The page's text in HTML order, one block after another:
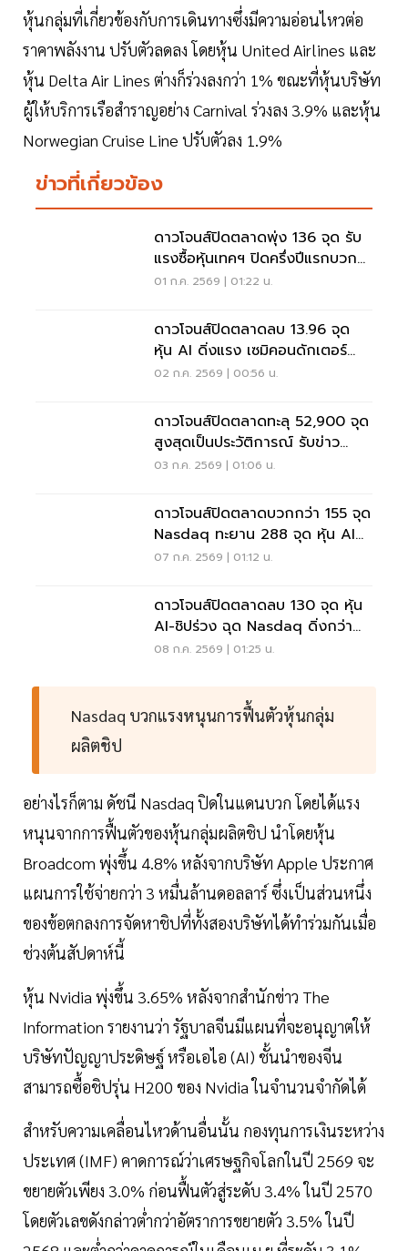
หุ้นกลุ่มที่เกี่ยวข้องกับการเดินทางซึ่งมีความอ่อนไหวต่อ
ราคาพลังงาน ปรับตัวลดลง โดยหุ้น United Airlines และ
หุ้น Delta Air Lines ต่างก็ร่วงลงกว่า 1% ขณะที่หุ้นบริษัท
ผู้ให้บริการเรือสำราญอย่าง Carnival ร่วงลง 3.9% และหุ้น
Norwegian Cruise Line ปรับตัวลง 1.9%
ข่าวที่เกี่ยวข้อง
ดาวโจนส์ปิดตลาดพุ่ง 136 จุด รับ
แรงซื้อหุ้นเทคฯ ปิดครึ่งปีแรกบวก
แรงสุดตั้งแต่ปี 2564
01 ก.ค. 2569 | 01:22 น.
ดาวโจนส์ปิดตลาดลบ 13.96 จุด
หุ้น AI ดิ่งแรง เซมิคอนดักเตอร์
ทรุดกว่า 6%
02 ก.ค. 2569 | 00:56 น.
ดาวโจนส์ปิดตลาดทะลุ 52,900 จุด
สูงสุดเป็นประวัติการณ์ รับข่าว
แรงงานสหรัฐ
03 ก.ค. 2569 | 01:06 น.
ดาวโจนส์ปิดตลาดบวกกว่า 155 จุด
Nasdaq ทะยาน 288 จุด หุ้น AI
หนุนตลาด
07 ก.ค. 2569 | 01:12 น.
ดาวโจนส์ปิดตลาดลบ 130 จุด หุ้น
AI-ชิปร่วง ฉุด Nasdaq ดิ่งกว่า
300 จุด
08 ก.ค. 2569 | 01:25 น.
Nasdaq บวกแรงหนุนการฟื้นตัวหุ้นกลุ่ม
ผลิตชิป
อย่างไรก็ตาม ดัชนี Nasdaq ปิดในแดนบวก โดยได้แรง
หนุนจากการฟื้นตัวของหุ้นกลุ่มผลิตชิป นำโดยหุ้น
Broadcom พุ่งขึ้น 4.8% หลังจากบริษัท Apple ประกาศ
แผนการใช้จ่ายกว่า 3 หมื่นล้านดอลลาร์ ซึ่งเป็นส่วนหนึ่ง
ของข้อตกลงการจัดหาชิปที่ทั้งสองบริษัทได้ทำร่วมกันเมื่อ
ช่วงต้นสัปดาห์นี้
หุ้น Nvidia พุ่งขึ้น 3.65% หลังจากสำนักข่าว The
Information รายงานว่า รัฐบาลจีนมีแผนที่จะอนุญาตให้
บริษัทปัญญาประดิษฐ์ หรือเอไอ (AI) ชั้นนำของจีน
สามารถซื้อชิปรุ่น H200 ของ Nvidia ในจำนวนจำกัดได้
สำหรับความเคลื่อนไหวด้านอื่นนั้น กองทุนการเงินระหว่าง
ประเทศ (IMF) คาดการณ์ว่าเศรษฐกิจโลกในปี 2569 จะ
ขยายตัวเพียง 3.0% ก่อนฟื้นตัวสู่ระดับ 3.4% ในปี 2570
โดยตัวเลขดังกล่าวต่ำกว่าอัตราการขยายตัว 3.5% ในปี